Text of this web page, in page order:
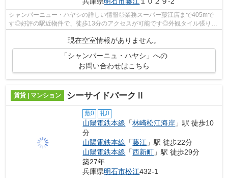
シャンパーニュー・ハヤシの詳しい情報◎業務スーパー藤江店まで405mで
す◎好評の駅近物件で、徒歩13分のアクセスが可能です◎外観タイル張り
現在空室情報がありません。
「シャンパーニュ・ハヤシ」への
お問い合わせはこちら
賃貸 | マンション シーサイドパークⅡ
敷0 礼0
山陽電鉄本線 「林崎松江海岸 」駅 徒歩10
分
山陽電鉄本線 「藤江 」駅 徒歩22分
山陽電鉄本線 「西新町 」駅 徒歩29分
築27年
兵庫県明石市松江432-1